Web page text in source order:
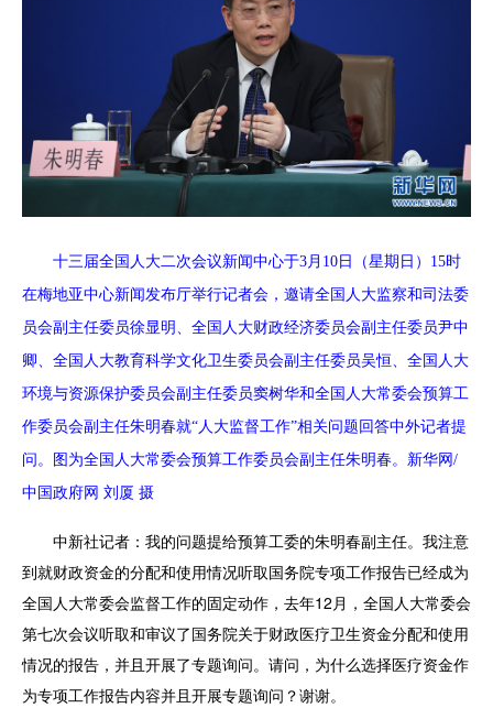
十三届全国人大二次会议新闻中心于3月10日（星期日）15时
在梅地亚中心新闻发布厅举行记者会，邀请全国人大监察和司法委
员会副主任委员徐显明、全国人大财政经济委员会副主任委员尹中
卿、全国人大教育科学文化卫生委员会副主任委员吴恒、全国人大
环境与资源保护委员会副主任委员窦树华和全国人大常委会预算工
作委员会副主任朱明春就“人大监督工作”相关问题回答中外记者提
问。图为全国人大常委会预算工作委员会副主任朱明春。新华网/
中国政府网 刘厦 摄
中新社记者： 我的问题提给预算工委的朱明春副主任。我注意
到就财政资金的分配和使用情况听取国务院专项工作报告已经成为
全国人大常委会监督工作的固定动作，去年12月，全国人大常委会
第七次会议听取和审议了国务院关于财政医疗卫生资金分配和使用
情况的报告，并且开展了专题询问。请问，为什么选择医疗资金作
为专项工作报告内容并且开展专题询问？谢谢。